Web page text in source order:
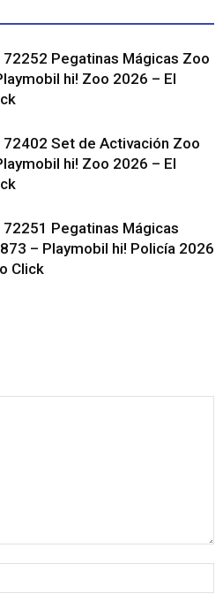
72252 Pegatinas Mágicas Zoo
hi! Zoo 2026 – El
72402 Set de Activación Zoo
hi! Zoo 2026 – El
72251 Pegatinas Mágicas
– Playmobil hi! Policía 2026
Click